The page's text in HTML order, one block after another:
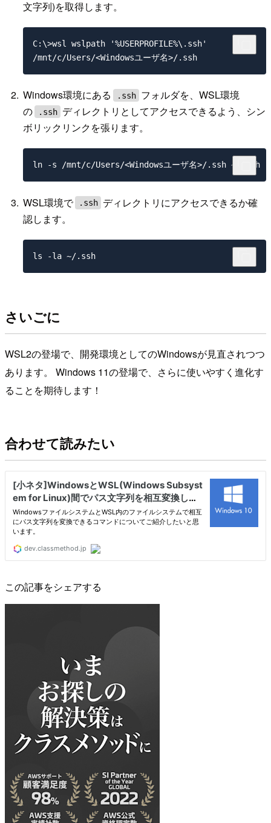
文字列)を取得します。
C:\>wsl wslpath '%USERPROFILE%\.ssh'
Windows環境にある .ssh フォルダを、WSL環境
の
.ssh ディレクトリとしてアクセスできるよう、シン
ボリックリンクを張ります。
WSL環境で .ssh ディレクトリにアクセスできるか確
認します。
さいごに
WSL2の登場で、開発環境としてのWindowsが見直されつつ
あります。 Windows 11の登場で、さらに使いやすく進化す
ることを期待します！
合わせて読みたい
この記事をシェアする